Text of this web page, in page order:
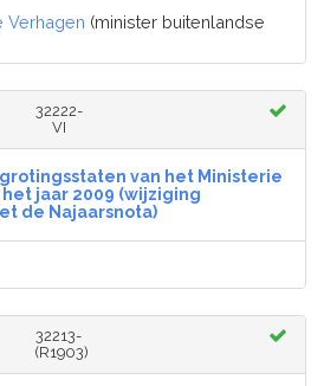
Verhagen (minister buitenlandse
32222-
VI
van het Ministerie
het jaar 2009 (wijziging
de Najaarsnota)
32213-
(R1903)